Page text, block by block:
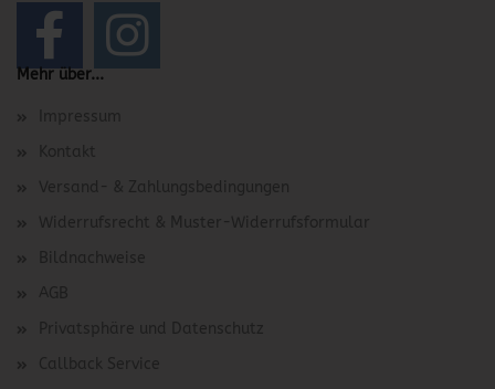
Mehr über...
Impressum
Kontakt
Versand- & Zahlungsbedingungen
Widerrufsrecht & Muster-Widerrufsformular
Bildnachweise
AGB
Privatsphäre und Datenschutz
Callback Service